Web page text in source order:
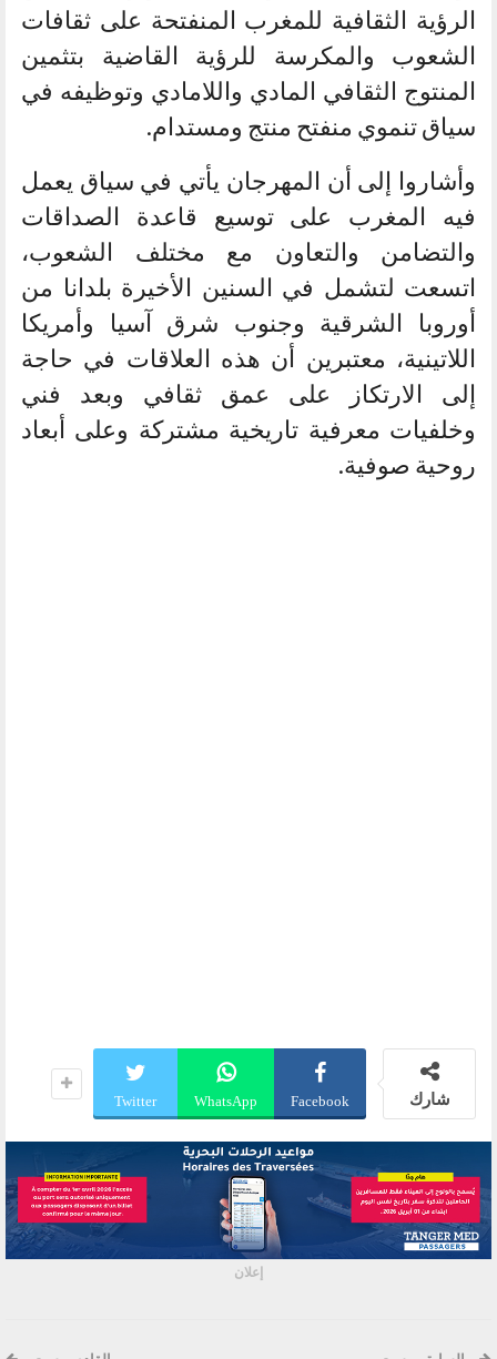
الرؤية الثقافية للمغرب المنفتحة على ثقافات
الشعوب والمكرسة للرؤية القاضية بتثمين
المنتوج الثقافي المادي واللامادي وتوظيفه في
سياق تنموي منفتح منتج ومستدام.
وأشاروا إلى أن المهرجان يأتي في سياق يعمل
فيه المغرب على توسيع قاعدة الصداقات
والتضامن والتعاون مع مختلف الشعوب،
اتسعت لتشمل في السنين الأخيرة بلدانا من
أوروبا الشرقية وجنوب شرق آسيا وأمريكا
اللاتينية، معتبرين أن هذه العلاقات في حاجة
إلى الارتكاز على عمق ثقافي وبعد فني
وخلفيات معرفية تاريخية مشتركة وعلى أبعاد
روحية صوفية.
شارك Facebook
WhatsApp
Twitter
إعلان